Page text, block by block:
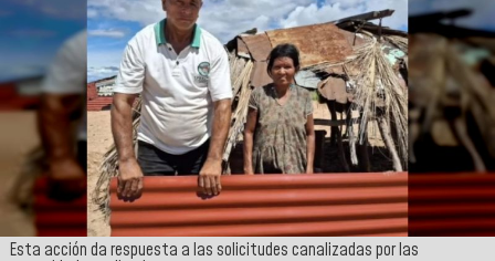
Esta acción da respuesta a las solicitudes canalizadas por las